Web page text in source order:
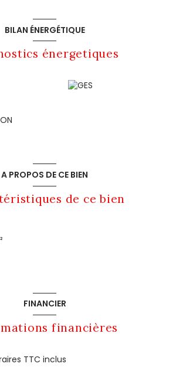
BILAN ÉNERGÉTIQUE
énergetiques
A PROPOS DE CE BIEN
de ce bien
FINANCIER
financières
TTC inclus